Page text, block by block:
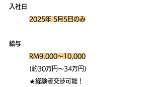
入社日
2025年 5月5日のみ
給与
RM9,000～10,000
	(約30
万円～34万円)
	★経験者交渉可能！